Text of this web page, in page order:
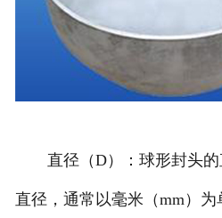
直径（D）：球形封头的
直径，通常以毫米（mm）